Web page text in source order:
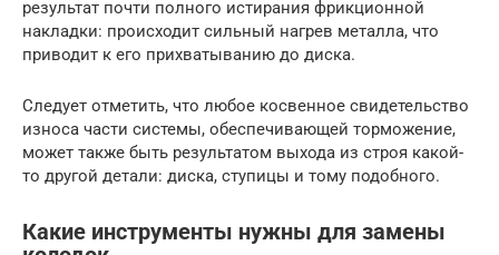
результат почти полного истирания фрикционной
накладки: происходит сильный нагрев металла, что
приводит к его прихватыванию до диска.
Следует отметить, что любое косвенное свидетельство
износа части системы, обеспечивающей торможение,
может также быть результатом выхода из строя какой-
то другой детали: диска, ступицы и тому подобного.
Какие инструменты нужны для замены